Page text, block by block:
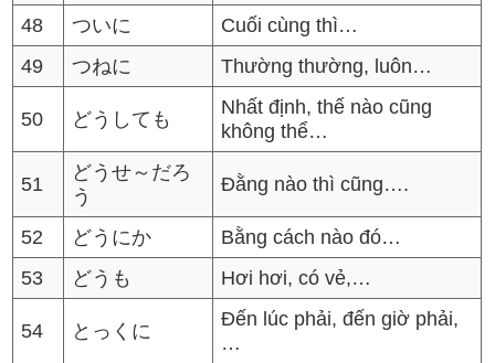
48
ついに
Cuối cùng thì…
49
つねに Thường thường, luôn…
50 どうしても
Nhất định, thế nào cũng
không thể…
51
どうせ～だろ
う
Đằng nào thì cũng….
52 どうにか
Bằng cách nào đó…
53
どうも Hơi hơi, có vẻ,…
54 とっくに
Đến lúc phải, đến giờ phải,
…